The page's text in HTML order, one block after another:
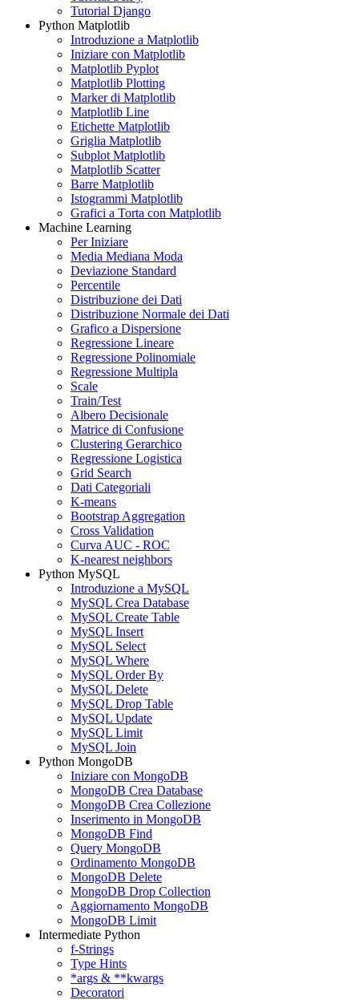
Tutorial Django
Python Matplotlib
Introduzione a Matplotlib
Iniziare con Matplotlib
Matplotlib Pyplot
Matplotlib Plotting
Marker di Matplotlib
Matplotlib Line
Etichette Matplotlib
Griglia Matplotlib
Subplot Matplotlib
Matplotlib Scatter
Barre Matplotlib
Istogrammi Matplotlib
Grafici a Torta con Matplotlib
Machine Learning
Per Iniziare
Media Mediana Moda
Deviazione Standard
Percentile
Distribuzione dei Dati
Distribuzione Normale dei Dati
Grafico a Dispersione
Regressione Lineare
Regressione Polinomiale
Regressione Multipla
Scale
Train/Test
Albero Decisionale
Matrice di Confusione
Clustering Gerarchico
Regressione Logistica
Grid Search
Dati Categoriali
K-means
Bootstrap Aggregation
Cross Validation
Curva AUC - ROC
K-nearest neighbors
Python MySQL
Introduzione a MySQL
MySQL Crea Database
MySQL Create Table
MySQL Insert
MySQL Select
MySQL Where
MySQL Order By
MySQL Delete
MySQL Drop Table
MySQL Update
MySQL Limit
MySQL Join
Python MongoDB
Iniziare con MongoDB
MongoDB Crea Database
MongoDB Crea Collezione
Inserimento in MongoDB
MongoDB Find
Query MongoDB
Ordinamento MongoDB
MongoDB Delete
MongoDB Drop Collection
Aggiornamento MongoDB
MongoDB Limit
Intermediate Python
f-Strings
Type Hints
*args & **kwargs
Decoratori